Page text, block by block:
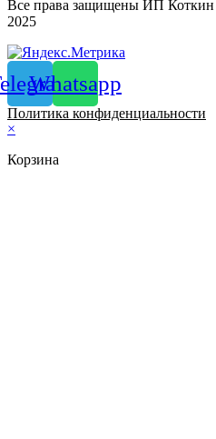
Все права защищены ИП Коткин
2025
Whatsapp
Политика конфиденциальности
×
Корзина